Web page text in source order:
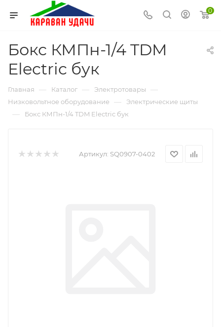
0
Бокс КМПн-1/4 TDM
Electric бук
Главная — Каталог — Электротовары —
Низковольтное оборудование — Электрические щиты
— Бокс КМПн-1/4 TDM Electric бук
Артикул: SQ0907-0402